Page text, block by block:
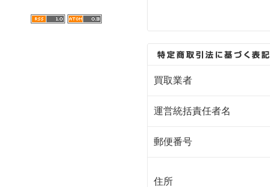
買取業者
運営統括責任者名
郵便番号
住所